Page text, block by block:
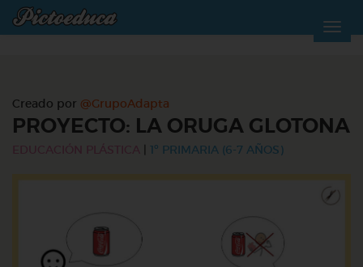
Creado por @GrupoAdapta
PROYECTO: LA ORUGA GLOTONA
EDUCACIÓN PLÁSTICA 1º PRIMARIA (6-7 AÑOS)